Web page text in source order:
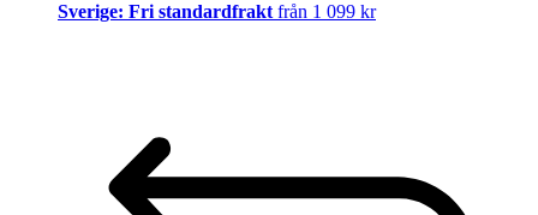
Sverige: Fri standardfrakt från 1 099 kr